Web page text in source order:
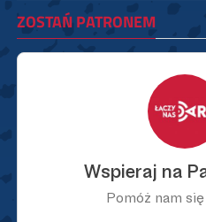
ZOSTAŃ PATRONEM